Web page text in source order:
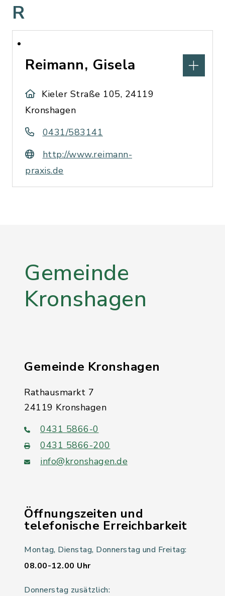
R
Reimann, Gisela
Kieler Straße 105, 24119
Kronshagen
0431/583141
http://www.reimann-
praxis.de
Gemeinde
Kronshagen
Gemeinde Kronshagen
Rathausmarkt 7
24119 Kronshagen
0431 5866-0
0431 5866-200
info@kronshagen.de
Öffnungszeiten und
telefonische Erreichbarkeit
Montag, Dienstag, Donnerstag und Freitag:
08.00-12.00 Uhr
Donnerstag zusätzlich: